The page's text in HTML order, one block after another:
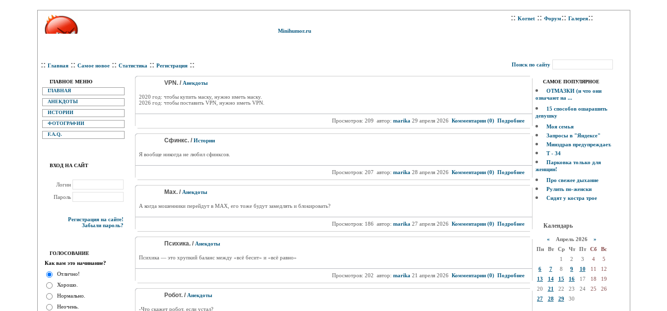
Minihumor.ru
:: Kornet :: Форум:: Галерея::
:: Главная :: Самое новое :: Статистика :: Регистрация :: Поиск по сайту
ГЛАВНОЕ МЕНЮ
ГЛАВНАЯ
АНЕКДОТЫ
ИСТОРИИ
ФОТОГРАФИИ
F.A.Q.
ВХОД НА САЙТ
Логин
Пароль
Регистрация на сайте!
Забыли пароль?
ГОЛОСОВАНИЕ
Как вам это начинание?
Отлично!
Хорошо.
Нормально.
Неочень.
VPN. / Анекдоты
2020 год: чтобы купить маску, нужно иметь маску.
2026 год: чтобы поставить VPN, нужно иметь VPN.
Просмотров: 209 автор: marika 29 апреля 2026 Комментарии (0) Подробнее
Сфинкс. / Истории
Я вообще никогда не любил сфинксов.
Просмотров: 207 автор: marika 28 апреля 2026 Комментарии (0) Подробнее
Мах. / Анекдоты
А когда мошенники перейдут в МАХ, его тоже будут замедлять и блокировать?
Просмотров: 186 автор: marika 27 апреля 2026 Комментарии (0) Подробнее
Психика. / Анекдоты
Психика — это хрупкий баланс между «всё бесит» и «всё равно»
Просмотров: 202 автор: marika 21 апреля 2026 Комментарии (0) Подробнее
Робот. / Анекдоты
-Что скажет робот, если устал?
САМОЕ ПОПУЛЯРНОЕ
ОТМАЗКИ (и что они
означают на ...
15 способов ошарашить
девушку
Моя семья
Запросы в "Яндексе"
Минздрав предупреждает.
Т - 34
Парковка только для
женщин!
Про свежее дыхание
Рулить по-женски
Сидят у костра трое
Календарь
« Апрель 2026 »
Пн
Вт Ср Чт Пт Сб
Вс
1
2 3 4
5
6
7 8 9 10 11
12
13
14 15 16 17 18
19
20
21 22 23 24 25
26
27
28 29 30